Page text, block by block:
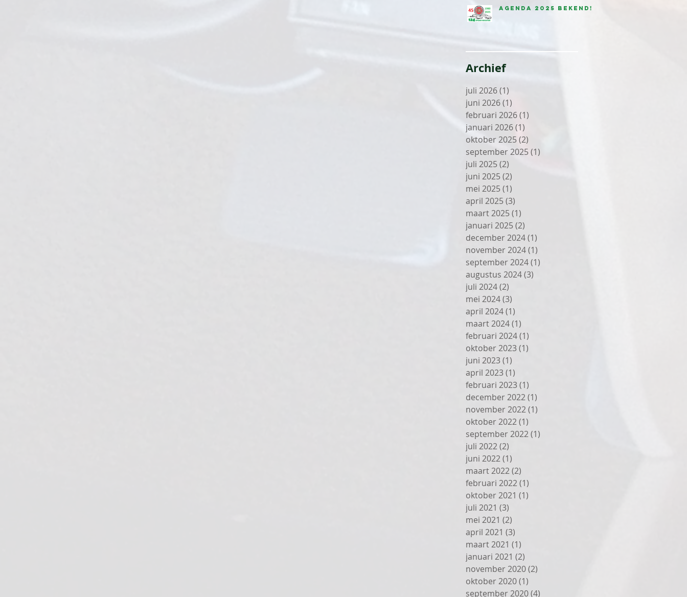
Agenda 2025 bekend!
Archief
juli 2026(1)
juni 2026(1)
februari 2026(1)
januari 2026(1)
oktober 2025(2)
september 2025(1)
juli 2025(2)
juni 2025(2)
mei 2025(1)
april 2025(3)
maart 2025(1)
januari 2025(2)
december 2024(1)
november 2024(1)
september 2024(1)
augustus 2024(3)
juli 2024(2)
mei 2024(3)
april 2024(1)
maart 2024(1)
februari 2024(1)
oktober 2023(1)
juni 2023(1)
april 2023(1)
februari 2023(1)
december 2022(1)
november 2022(1)
oktober 2022(1)
september 2022(1)
juli 2022(2)
juni 2022(1)
maart 2022(2)
februari 2022(1)
oktober 2021 (1)
juli 2021 (3)
mei 2021 (2)
april 2021 (3)
maart 2021 (1)
januari 2021 (2)
november 2020(2)
oktober 2020(1)
september 2020(4)